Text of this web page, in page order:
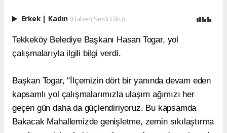
Erkek | Kadın (Haberi Sesli Oku)
Tekkeköy Belediye Başkanı Hasan Togar, yol
çalışmalarıyla ilgili bilgi verdi.
Başkan Togar, "İlçemizin dört bir yanında devam eden
kapsamlı yol çalışmalarımızla ulaşım ağımızı her
geçen gün daha da güçlendiriyoruz. Bu kapsamda
Bakacak Mahallemizde genişletme, zemin sıkılaştırma